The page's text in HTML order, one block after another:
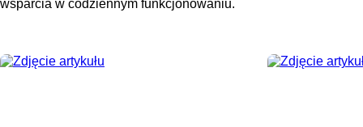
wsparcia w codziennym funkcjonowaniu.